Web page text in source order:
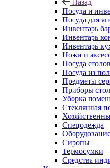
Назад
Посуда и
Посуда для
Инвентарь
Инвентарь
Инвентарь
Ножи и
Посуда
Посуда из
Предметы
Приборы
Уборка
Стеклянная
Спецодежда
Сиропы
Термосумки
Средства